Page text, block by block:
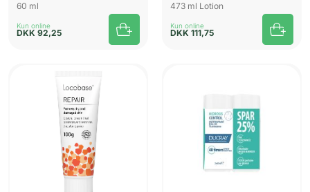
60 ml
Kun online
DKK 92,25
473 ml Lotion
Kun online
DKK 111,75